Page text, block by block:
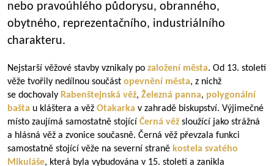
nebo pravoúhlého půdorysu, obranného,
obytného, reprezentačního, industriálního
charakteru.
Nejstarší věžové stavby vznikaly po založení města. Od 13. století
věže tvořily nedílnou součást opevnění města, z nichž
se dochovaly Rabenštejnská věž, Železná panna, polygonální
bašta u kláštera a věž Otakarka v zahradě biskupství. Výjimečné
místo zaujímá samostatně stojící Černá věž sloužící jako strážná
a hlásná věž a zvonice současně. Černá věž převzala funkci
samostatně stojící věže na severní straně kostela svatého
Mikuláše, která byla vybudována v 15. století a zanikla